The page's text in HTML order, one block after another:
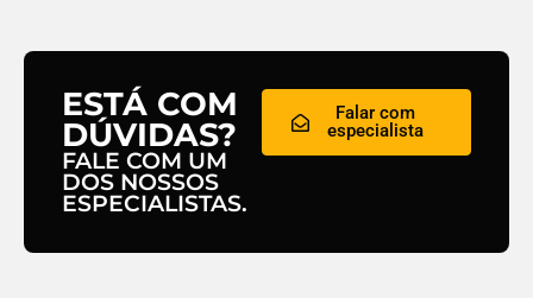
ESTÁ COM
DÚVIDAS?
FALE COM UM
DOS NOSSOS
ESPECIALISTAS.
Falar com
especialista